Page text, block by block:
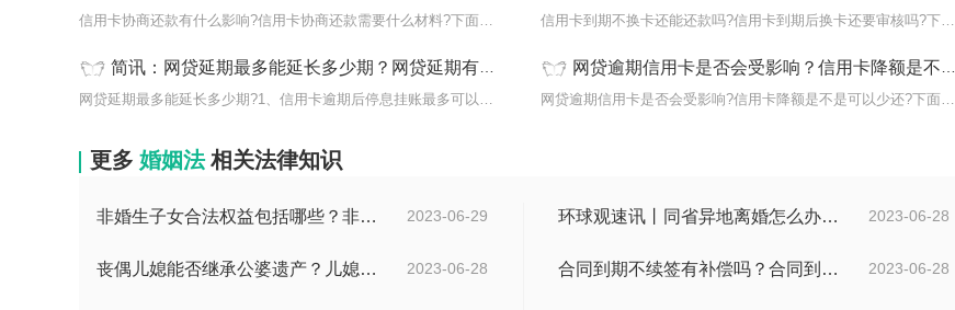
信用卡协商还款有什么影响?信用卡协商还款需要什么材料?下面是小编 信用卡到期不换卡还能还款吗?信用卡到期后换卡还要审核吗?下面是小
简讯：网贷延期最多能延长多少期？网贷延期有什么好处坏处?
网贷延期最多能延长多少期?1、信用卡逾期后停息挂账最多可以停5年,
网贷逾期信用卡是否会受影响？信用卡降额是不是可以少还？-全球头条
网贷逾期信用卡是否会受影响?信用卡降额是不是可以少还?下面是小编
更多 婚姻法 相关法律知识
2023-06-29
非婚生子女合法权益包括哪些？非婚生子女继承财产的条件是什么？ 全球热点评 2023-06-28
环球观速讯丨同省异地离婚怎么办理？夫妻异地离婚须准备哪些资料？
2023-06-28
丧偶儿媳能否继承公婆遗产？儿媳有没有赡养老人的义务？ 2023-06-28
合同到期不续签有补偿吗？合同到期未提前30天通知怎么赔偿？ 当前速看